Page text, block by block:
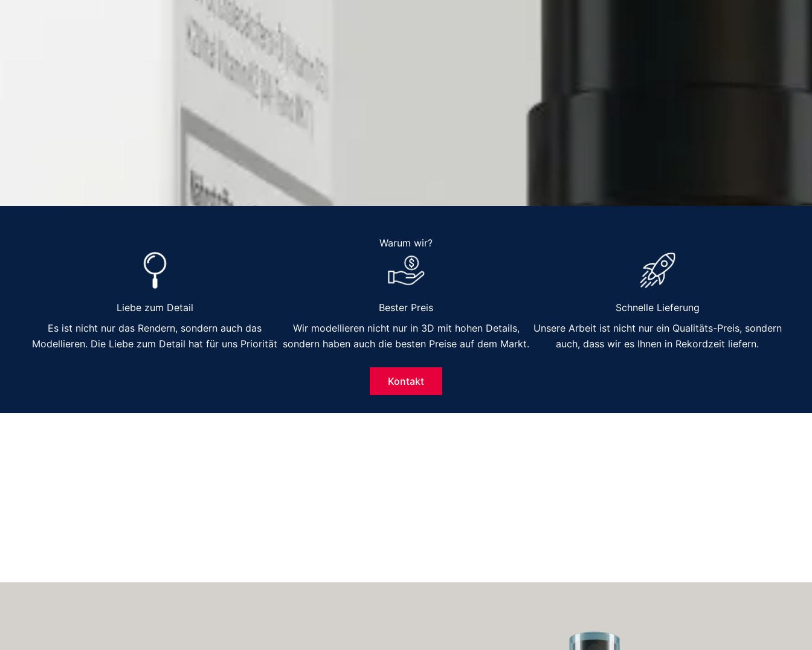
Warum wir?
Liebe zum Detail
Es ist nicht nur das Rendern, sondern auch das
Modellieren. Die Liebe zum Detail hat für uns Priorität
Bester Preis
Wir modellieren nicht nur in 3D mit hohen Details,
sondern haben auch die besten Preise auf dem Markt.
Schnelle Lieferung
Unsere Arbeit ist nicht nur ein Qualitäts-Preis, sondern
auch, dass wir es Ihnen in Rekordzeit liefern.
Kontakt